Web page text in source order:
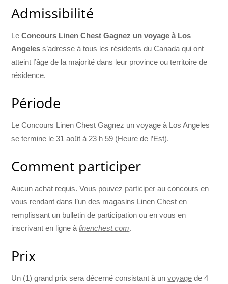
Admissibilité
LeConcours Linen Chest Gagnez un voyage à Los
Angeles s’adresse à tous les résidents du Canada qui ont
atteint l’âge de la majorité dans leur province ou territoire de
résidence.
Période
Le Concours Linen Chest Gagnez un voyage à Los Angeles
se termine le 31 août à 23 h 59 (Heure de l’Est).
Comment participer
Aucun achat requis. Vous pouvez participer au concours en
vous rendant dans l’un des magasins Linen Chest en
remplissant un bulletin de participation ou en vous en
inscrivant en ligne àlinenchest.com.
Prix
Un (1) grand prix sera décerné consistant à unvoyage de 4